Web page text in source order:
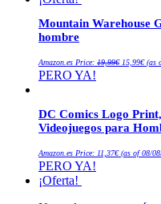
Mountain Warehouse
hombre
Amazon.es Price: 19,99€precio
15,99€(as
PERO YA!
DC Comics Logo
Videojuegos para
Amazon.es Price: 11,37€(as of 08/
PERO YA!
¡Oferta!